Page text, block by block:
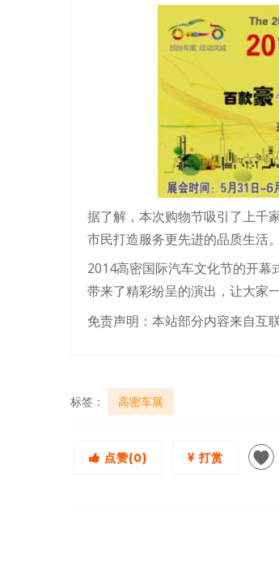
据了解，本次购物节吸引了上千
市民打造服务更先进的品质生活
2014高密国际汽车文化节的开幕
带来了精彩纷呈的演出，让大家一
免责声明：本站部分内容来自互
标签： 高密车展
点赞(0) 打赏